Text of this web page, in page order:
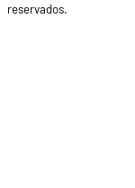
reservados.